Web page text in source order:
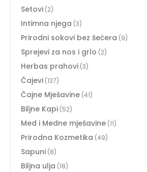
Setovi (2)
Intimna njega (3)
Prirodni sokovi bez šećera (9)
Sprejevi za nos i grlo (2)
Herbas prahovi (3)
Čajevi (137)
Čajne Mješavine (41)
Biljne Kapi (52)
Med i Medne mješavine (11)
Prirodna Kozmetika (49)
Sapuni (8)
Biljna ulja (18)